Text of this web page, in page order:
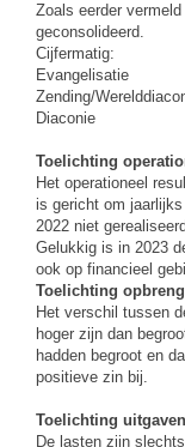
Zoals eerder
geconsolideerd.
Cijfermatig:
Evangelisatie
Zending/
Diaconie
Toelichting
Het operationeel
is gericht om
2022 niet
Gelukkig is in 2023
ook op financieel
Toelichting
Het verschil tussen
hoger zijn dan
hadden begroot en
positieve zin bij.
Toelichting
De lasten zijn